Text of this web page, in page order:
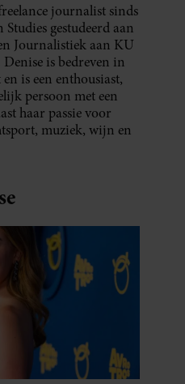
journalist sinds
gestudeerd aan
Journalistiek aan KU
Denise is bedreven in
is een enthousiast,
persoon met een
haar passie voor
muziek, wijn en